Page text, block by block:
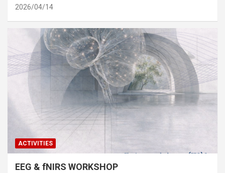
2026/04/14
ACTIVITIES
EEG & fNIRS WORKSHOP